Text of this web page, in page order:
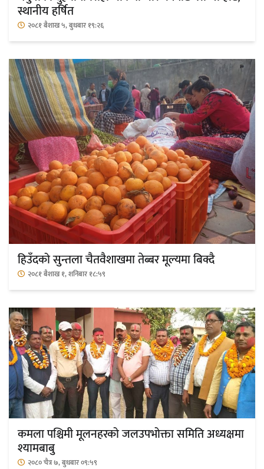
स्थानीय हर्षित
२०८१ बैशाख ५, बुधबार १९:२६
हिउँदको सुन्तला चैतवैशाखमा तेब्बर मूल्यमा बिक्दै
२०८१ बैशाख १, शनिबार १८:५९
कमला पश्चिमी मूलनहरको जलउपभोक्ता समिति अध्यक्षमा
श्यामबाबु
२०८० चैत्र ७, बुधबार ०९:५९